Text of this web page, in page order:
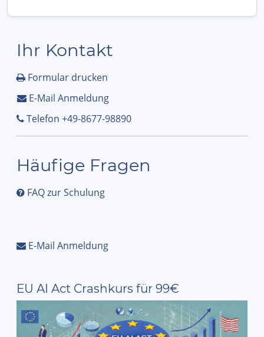
Ihr Kontakt
Formular drucken
E-Mail Anmeldung
Telefon +49-8677-98890
Häufige Fragen
FAQ zur Schulung
E-Mail Anmeldung
EU AI Act Crashkurs für 99€